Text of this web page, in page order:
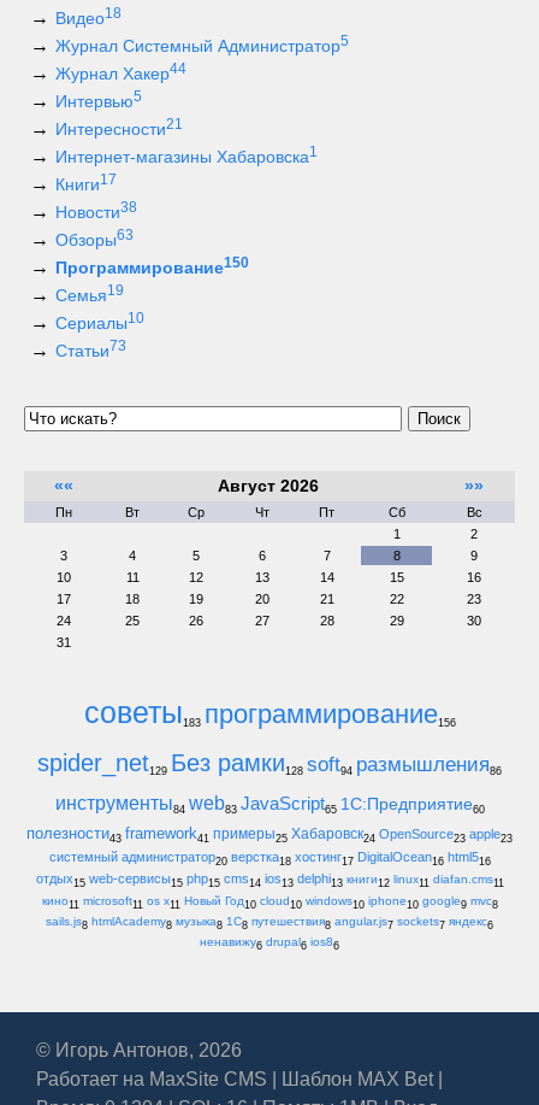
Видео18
Журнал Системный Администратор5
Журнал Хакер44
Интервью5
Интересности21
Интернет-магазины Хабаровска1
Книги17
Новости38
Обзоры63
Программирование150
Семья19
Сериалы10
Статьи 73
Поиск
«« Август 2026 »»
Пн Вт Ср Чт Пт Сб
Вс
1
2
3
4 5 6 7 8
9
10
11 12 13 14 15
16
17
18 19 20 21 22
23
24
25 26 27 28 29
30
31
советы183 программирование156
spider_net129 Без рамки128 soft94 размышления86
инструменты84 web83 JavaScript65 1С:Предприятие60
полезности43 framework41 примеры25 Хабаровск24 OpenSource23 apple23
системный администратор20 верстка18 хостинг17 DigitalOcean16 html516
отдых15 web-сервисы15 php15 cms14 ios13 delphi13 книги12 linux11 diafan.cms11
кино11 microsoft11 os x11 Новый Год10 cloud10 windows10 iphone10 google9 mvc8
sails.js8 htmlAcademy8 музыка8 1С8 путешествия8 angular.js7 sockets7 яндекс6
ненавижу6 drupal6 ios86
© Игорь Антонов, 2026
Работает на MaxSite CMS Шаблон MAX Bet|